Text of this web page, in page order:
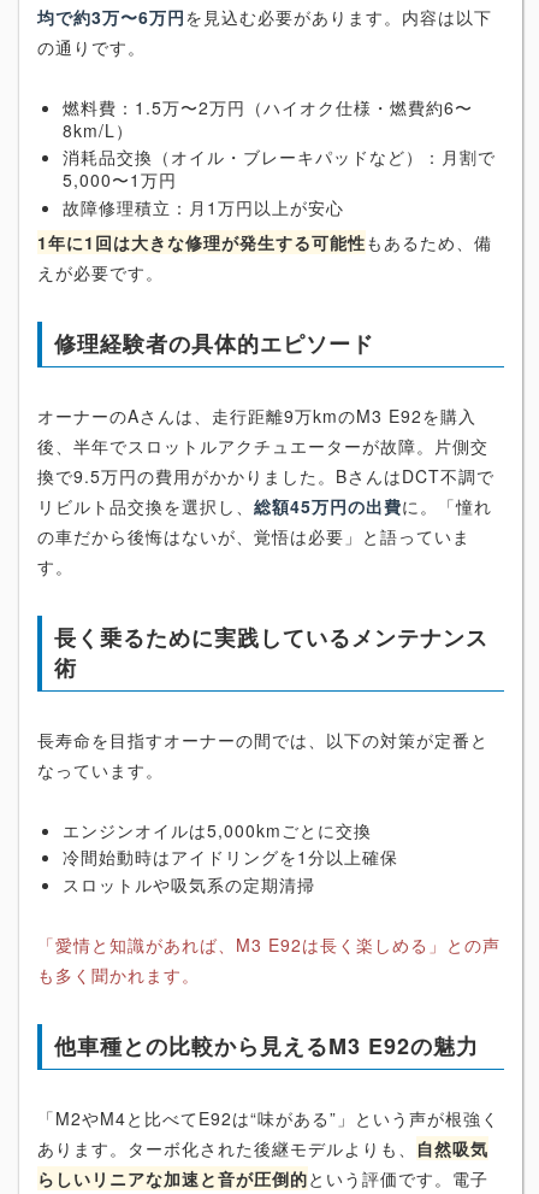
均で約3万〜6万円を見込む必要があります。内容は以下
の通りです。
燃料費：1.5万〜2万円（ハイオク仕様・燃費約6〜
8km/L）
消耗品交換（オイル・ブレーキパッドなど）：月割で
5,000〜1万円
故障修理積立：月1万円以上が安心
1年に1回は大きな修理が発生する可能性もあるため、備
えが必要です。
修理経験者の具体的エピソード
オーナーのAさんは、走行距離9万kmのM3 E92を購入
後、半年でスロットルアクチュエーターが故障。片側交
換で9.5万円の費用がかかりました。BさんはDCT不調で
リビルト品交換を選択し、 総額45万円の出費に。「憧れ
の車だから後悔はないが、覚悟は必要」と語っていま
す。
長く乗るために実践しているメンテナンス
術
長寿命を目指すオーナーの間では、以下の対策が定番と
なっています。
エンジンオイルは5,000kmごとに交換
冷間始動時はアイドリングを1分以上確保
スロットルや吸気系の定期清掃
「愛情と知識があれば、M3 E92は長く楽しめる」との声
も多く聞かれます。
他車種との比較から見えるM3 E92の魅力
「M2やM4と比べてE92は“味がある”」という声が根強く
あります。ターボ化された後継モデルよりも、 自然吸気
らしいリニアな加速と音が圧倒的という評価です。電子